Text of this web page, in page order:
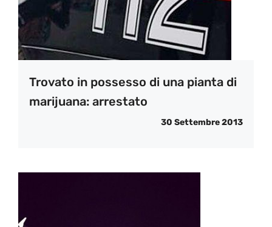
Trovato in possesso di una pianta di
marijuana: arrestato
30 Settembre 2013